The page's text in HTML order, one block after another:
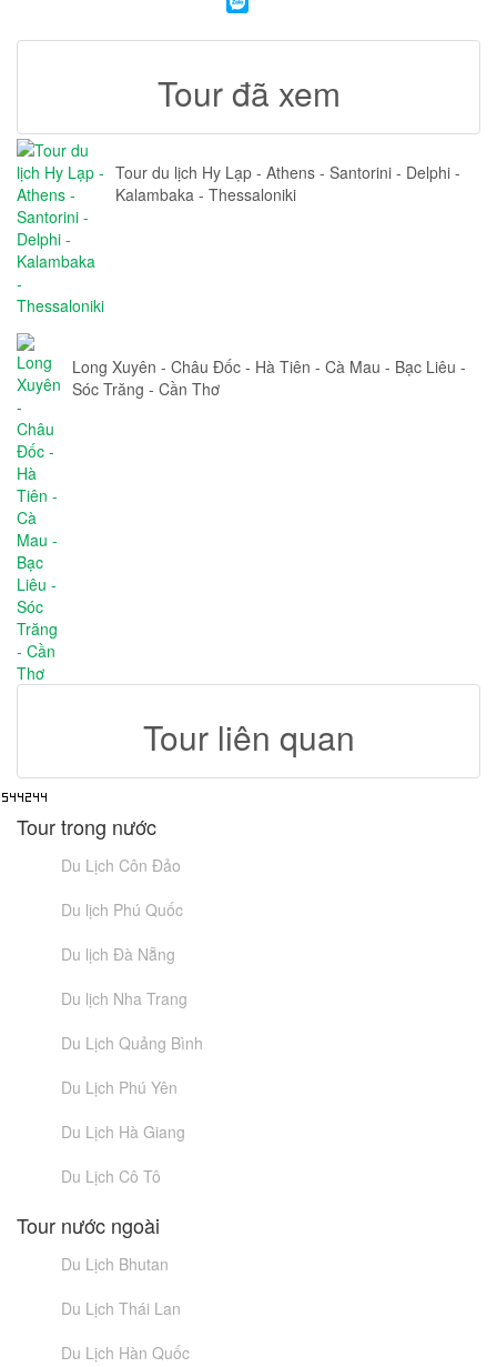
Tour đã xem
Tour du lịch Hy Lạp - Athens - Santorini - Delphi -
Kalambaka - Thessaloniki
Long Xuyên - Châu Đốc - Hà Tiên - Cà Mau - Bạc Liêu -
Sóc Trăng - Cần Thơ
Tour liên quan
Tour trong nước
Du Lịch Côn Đảo
Du lịch Phú Quốc
Du lịch Đà Nẵng
Du lịch Nha Trang
Du Lịch Quảng Bình
Du Lịch Phú Yên
Du Lịch Hà Giang
Du Lịch Cô Tô
Tour nước ngoài
Du Lịch Bhutan
Du Lịch Thái Lan
Du Lịch Hàn Quốc